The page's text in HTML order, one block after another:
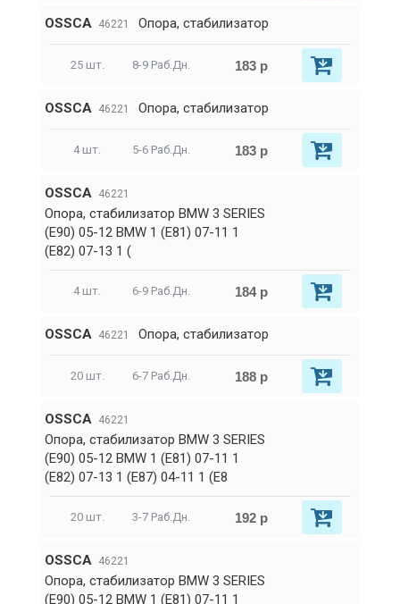
OSSCA 46221 Опора, стабилизатор
25 шт. 8-9 Раб.Дн. 183 р
OSSCA 46221 Опора, стабилизатор
4 шт. 5-6 Раб.Дн. 183 р
OSSCA 46221
Опора, стабилизатор BMW 3 SERIES
(E90) 05-12 BMW 1 (E81) 07-11 1
(E82) 07-13 1 (
4 шт. 6-9 Раб.Дн. 184 р
OSSCA 46221 Опора, стабилизатор
20 шт. 6-7 Раб.Дн. 188 р
OSSCA 46221
Опора, стабилизатор BMW 3 SERIES
(E90) 05-12 BMW 1 (E81) 07-11 1
(E82) 07-13 1 (E87) 04-11 1 (E8
20 шт. 3-7 Раб.Дн. 192 р
OSSCA 46221
Опора, стабилизатор BMW 3 SERIES
(E90) 05-12 BMW 1 (E81) 07-11 1